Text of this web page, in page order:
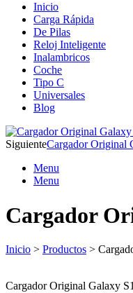
Inicio
Carga Rápida
De Pilas
Reloj Inteligente
Inalambricos
Coche
Tipo C
Universales
Blog
SiguienteCargador Original
Menu
Menu
Cargador
Inicio > Productos >
Cargador Original Galaxy